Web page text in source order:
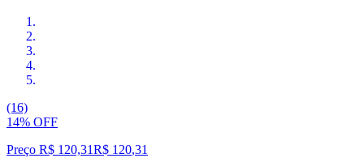
(16)
14% OFF
Preço R$ 120,31R$ 120,31